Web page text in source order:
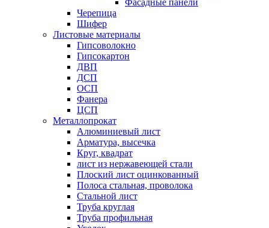
Фасадные панели
Черепица
Шифер
Листовые материалы
Гипсоволокно
Гипсокартон
ДВП
ДСП
ОСП
Фанера
ЦСП
Металлопрокат
Алюминиевый лист
Арматура, высечка
Круг, квадрат
лист из нержавеющей стали
Плоский лист оцинкованный
Полоса стальная, проволока
Стальной лист
Труба круглая
Труба профильная